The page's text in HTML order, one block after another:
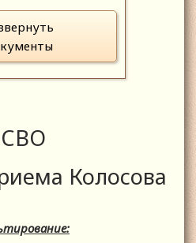
Колосова